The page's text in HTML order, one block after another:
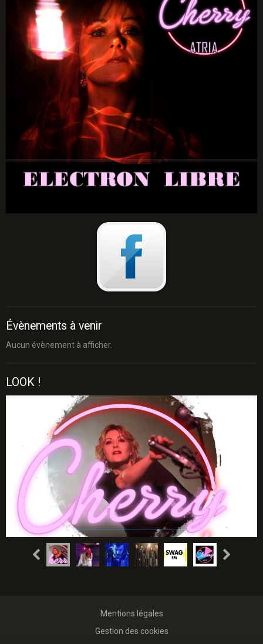
Évènements à venir
Aucun évènement à afficher.
LOOK !
Mentions légales
Gestion des cookies